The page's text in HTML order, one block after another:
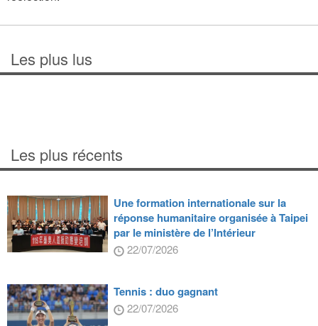
Les plus lus
Les plus récents
Une formation internationale sur la
réponse humanitaire organisée à Taipei
par le ministère de l’Intérieur
22/07/2026
Tennis : duo gagnant
22/07/2026